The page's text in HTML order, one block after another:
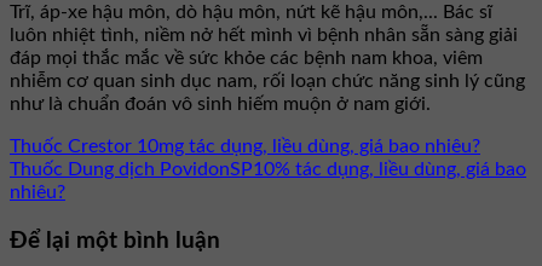
Trĩ, áp-xe hậu môn, dò hậu môn, nứt kẽ hậu môn,... Bác sĩ
luôn nhiệt tình, niềm nở hết mình vì bệnh nhân sẵn sàng giải
đáp mọi thắc mắc về sức khỏe các bệnh nam khoa, viêm
nhiễm cơ quan sinh dục nam, rối loạn chức năng sinh lý cũng
như là chuẩn đoán vô sinh hiếm muộn ở nam giới.
Thuốc Crestor 10mg tác dụng, liều dùng, giá bao nhiêu?
Thuốc Dung dịch PovidonSP10% tác dụng, liều dùng, giá bao
nhiêu?
Để lại một bình luận